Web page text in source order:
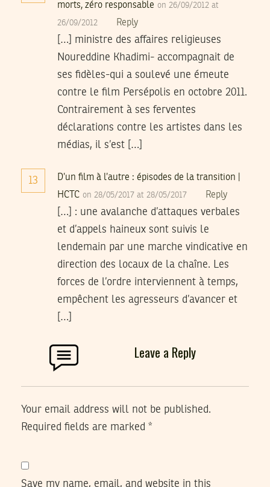
morts, zéro responsable on 26/09/2012 at
26/09/2012 Reply
[…] ministre des affaires religieuses
Noureddine Khadimi- accompagnait de
ses fidèles-qui a soulevé une émeute
contre le film Persépolis en octobre 2011.
Contrairement à ses ferventes
déclarations contre les artistes dans les
médias, il s’est […]
13
D’un film à l’autre : épisodes de la transition |
HCTC on 28/05/2017 at 28/05/2017 Reply
[…] : une avalanche d’attaques verbales
et d’appels haineux sont suivis le
lendemain par une marche vindicative en
direction des locaux de la chaîne. Les
forces de l’ordre interviennent à temps,
empêchent les agresseurs d’avancer et
[…]
Leave a Reply
Your email address will not be published.
Required fields are marked *
Save my name, email, and website in this